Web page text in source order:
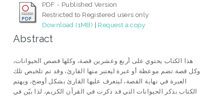
PDF - Published Version
Restricted to Registered users only
Download (1MB) | Request a copy
Abstract
هذا الكتاب يحتوي على أربع وعشرين قصة، وكلها قصص الحيوانات،
وكل قصة تضم موعظة أو عبرة ليعتبر منها القارئ، وقد تم تلخيص تلك
العبرة في نهاية القصة، ليتعرف عليها القارئ بشكل أوضح، ويهتم
الكتاب بذكر الحيوانات التي قد ذكرت في القرآن الكريم، لذا بيّن في